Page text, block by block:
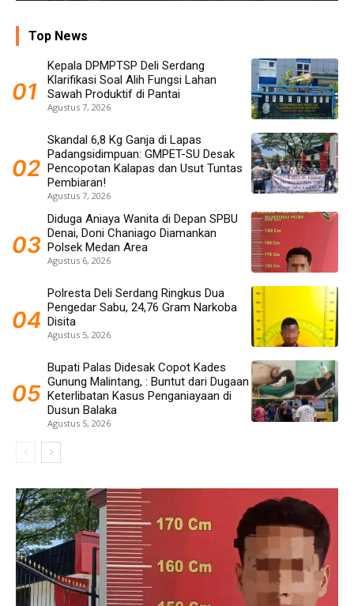
Top News
Kepala DPMPTSP Deli Serdang
Klarifikasi Soal Alih Fungsi Lahan
Sawah Produktif di Pantai
Agustus 7, 2026
Skandal 6,8 Kg Ganja di Lapas
Padangsidimpuan: GMPET-SU Desak
Pencopotan Kalapas dan Usut Tuntas
Pembiaran!
Agustus 7, 2026
Diduga Aniaya Wanita di Depan SPBU
Denai, Doni Chaniago Diamankan
Polsek Medan Area
Agustus 6, 2026
Polresta Deli Serdang Ringkus Dua
Pengedar Sabu, 24,76 Gram Narkoba
Disita
Agustus 5, 2026
Bupati Palas Didesak Copot Kades
Gunung Malintang, : Buntut dari Dugaan
Keterlibatan Kasus Penganiayaan di
Dusun Balaka
Agustus 5, 2026